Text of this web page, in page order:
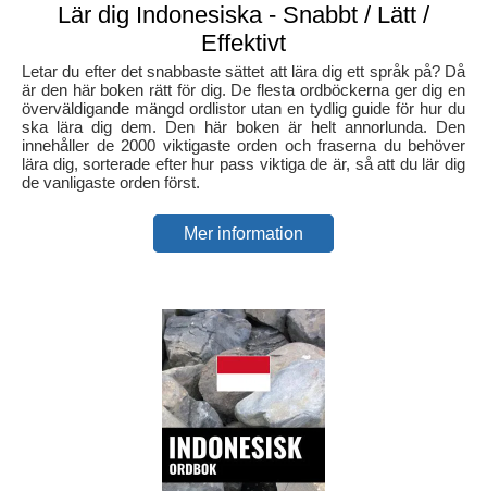
Lär dig Indonesiska - Snabbt / Lätt /
Effektivt
Letar du efter det snabbaste sättet att lära dig ett språk på? Då
är den här boken rätt för dig. De flesta ordböckerna ger dig en
överväldigande mängd ordlistor utan en tydlig guide för hur du
ska lära dig dem. Den här boken är helt annorlunda. Den
innehåller de 2000 viktigaste orden och fraserna du behöver
lära dig, sorterade efter hur pass viktiga de är, så att du lär dig
de vanligaste orden först.
Mer information